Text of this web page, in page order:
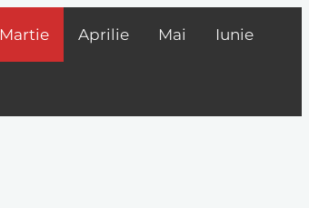
Martie Aprilie Mai Iunie